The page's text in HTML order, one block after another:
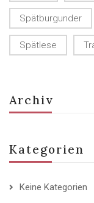
Spätburgunder
Spätlese
Archiv
Kategorien
Keine Kategorien